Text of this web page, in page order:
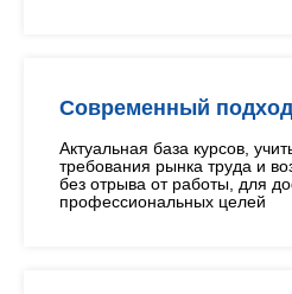
Современный подход
Актуальная база курсов,
требования рынка труда и
без отрыва от работы, для
профессиональных целей